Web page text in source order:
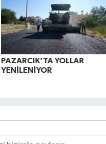
PAZARCIK’TA YOLLAR
YENİLENİYOR